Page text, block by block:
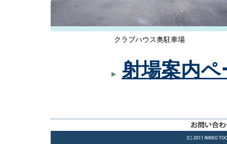
クラブハウス奥駐車場
射場案内